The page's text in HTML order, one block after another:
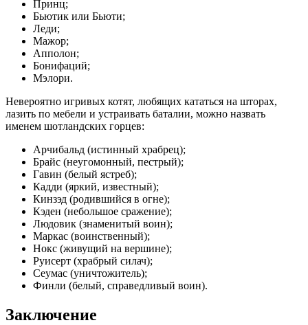
Принц;
Бьютик или Бьюти;
Леди;
Мажор;
Апполон;
Бонифаций;
Мэлори.
Невероятно игривых котят, любящих кататься на шторах,
лазить по мебели и устраивать баталии, можно назвать
именем шотландских горцев:
Арчибальд (истинный храбрец);
Брайс (неугомонный, пестрый);
Гавин (белый ястреб);
Кадди (яркий, известный);
Кинзэд (родившийся в огне);
Кэден (небольшое сражение);
Людовик (знаменитый воин);
Маркас (воинственный);
Нокс (живущий на вершине);
Руисерт (храбрый силач);
Сеумас (уничтожитель);
Финли (белый, справедливый воин).
Заключение